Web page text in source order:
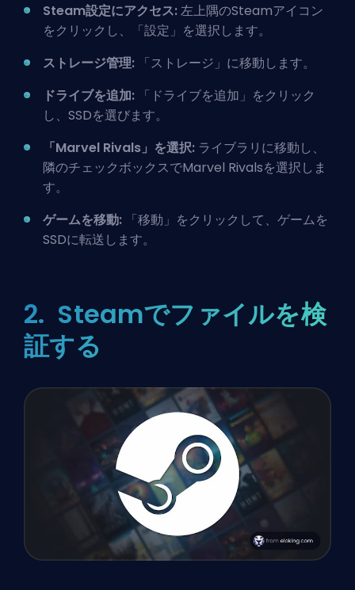
Steam設定にアクセス:左上隅のSteamアイコン
をクリックし、「設定」を選択します。
ストレージ管理: 「ストレージ」に移動します。
ドライブを追加: 「ドライブを追加」をクリック
し、SSDを選びます。
「Marvel Rivals」を選択: ライブラリに移動し、
隣のチェックボックスでMarvel Rivalsを選択しま
す。
ゲームを移動: 「移動」をクリックして、ゲームを
SSDに転送します。
2. Steamでファイルを検
証する